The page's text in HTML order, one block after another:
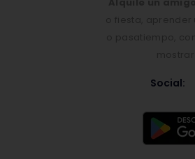
Social: